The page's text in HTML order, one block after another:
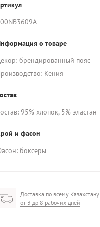
о товаре
брендированный пояс
Кения
95% хлопок, 5% эластан
и фасон
боксеры
Доставка по всему Казахстану
от 3 до 8 рабочих дней